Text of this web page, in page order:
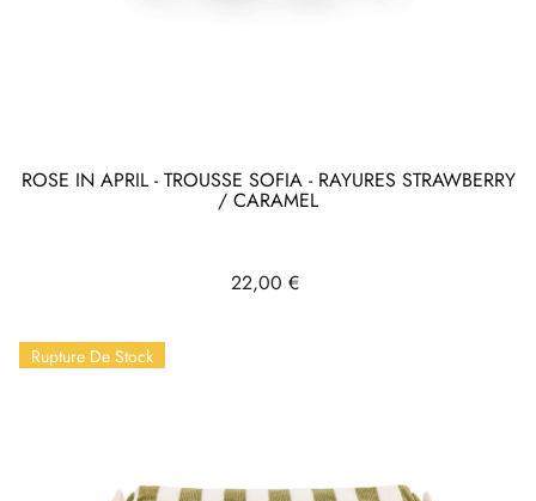
ROSE IN APRIL - TROUSSE SOFIA - RAYURES STRAWBERRY
/ CARAMEL
Prix
22,00 €
Rupture De Stock